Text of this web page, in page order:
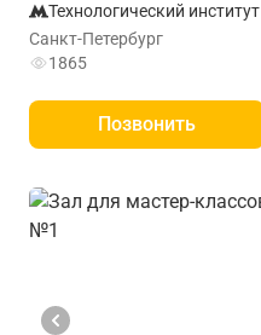
Технологический институт
Санкт-Петербург
1865
Позвонить